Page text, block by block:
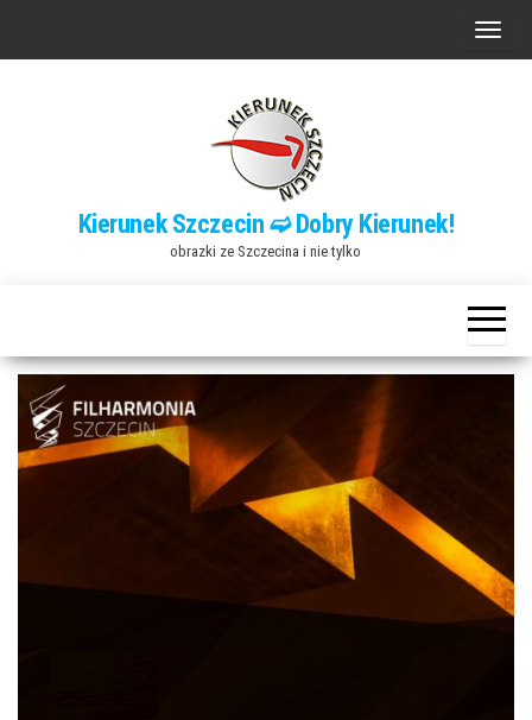
P
n
a
w
ę
Kierunek Szczecin ➫ Dobry Kierunek!
obrazki ze Szczecina i nie tylko